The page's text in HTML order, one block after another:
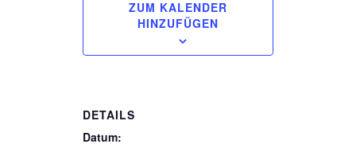
ZUM KALENDER
HINZUFÜGEN
DETAILS
Datum: